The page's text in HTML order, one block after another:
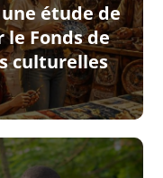
une étude de
Fonds de
culturelles